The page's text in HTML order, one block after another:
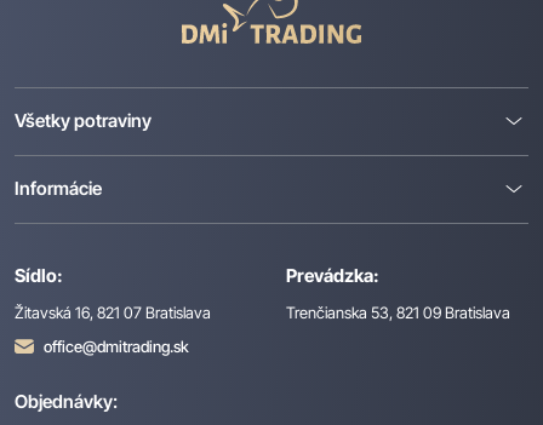
Trading
Sídlo:
Žitavská 16, 821 07 Bratislava
office@dmitrading.sk
Prevádzka:
Trenčianska 53, 821 09 Bratislava
Všetky potraviny
Informácie
Objednávky: